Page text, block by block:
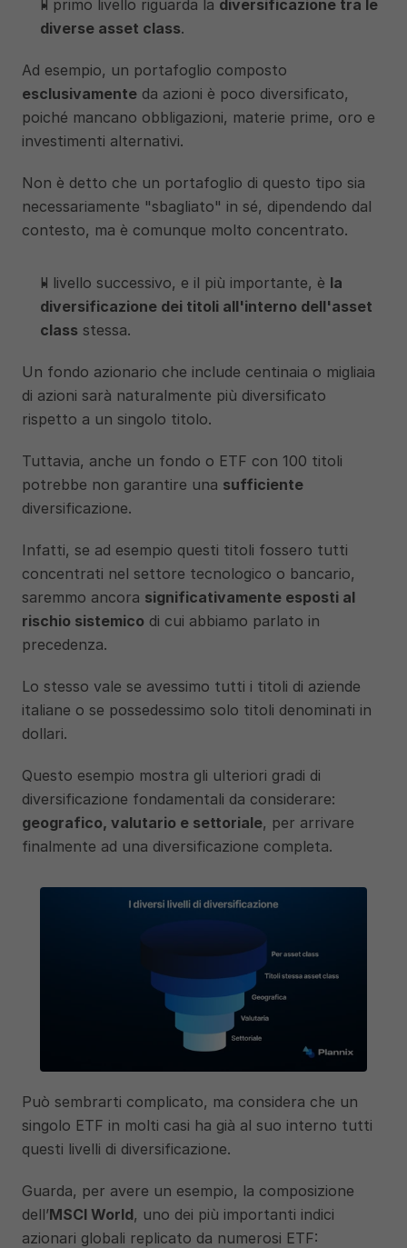
Il primo livello riguarda la diversificazione tra le
diverse asset class.
esclusivamente da azioni è poco diversificato,
poiché mancano obbligazioni, materie prime, oro e
investimenti alternativi.
Non è detto che un portafoglio di questo tipo sia
necessariamente "sbagliato" in sé, dipendendo dal
contesto, ma è comunque molto concentrato.
Il livello successivo, e il più importante, è la
diversificazione dei titoli all'interno dell'asset
class stessa.
Un fondo azionario che include centinaia o migliaia
di azioni sarà naturalmente più diversificato
rispetto a un singolo titolo.
Tuttavia, anche un fondo o ETF con 100 titoli
potrebbe non garantire una sufficiente
diversificazione.
Infatti, se ad esempio questi titoli fossero tutti
concentrati nel settore tecnologico o bancario,
saremmo ancora significativamente esposti al
rischio sistemico di cui abbiamo parlato in
precedenza.
Lo stesso vale se avessimo tutti i titoli di aziende
italiane o se possedessimo solo titoli denominati in
dollari.
Questo esempio mostra gli ulteriori gradi di
geografico, valutario e settoriale, per arrivare
finalmente ad una diversificazione completa.
Può sembrarti complicato, ma considera che un
singolo ETF in molti casi ha già al suo interno tutti
questi livelli di diversificazione.
Guarda, per avere un esempio, la composizione
dell’MSCI World, uno dei più importanti indici
azionari globali replicato da numerosi ETF: